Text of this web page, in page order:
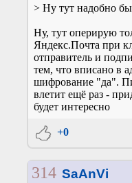
> Ну тут надобно бы
Ну, тут оперирую
Яндекс.Почта при
отправитель и
тем, что вписано в
шифрование "да".
влетит ещё раз -
будет интересно
+0
314 SaAnVi